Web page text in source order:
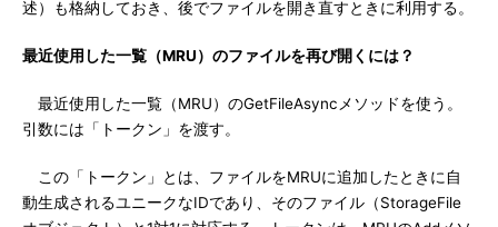
述）も格納しておき、後でファイルを開き直すときに利用する。
最近使用した一覧（MRU）のファイルを再び開くには？
最近使用した一覧（MRU）のGetFileAsyncメソッドを使う。
引数には「トークン」を渡す。
この「トークン」とは、ファイルをMRUに追加したときに自
動生成されるユニークなIDであり、そのファイル（StorageFile